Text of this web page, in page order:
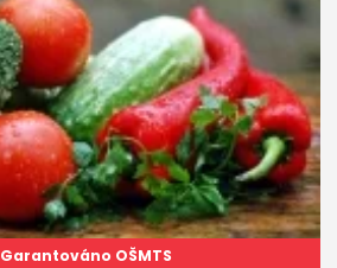
Garantováno OŠMTS